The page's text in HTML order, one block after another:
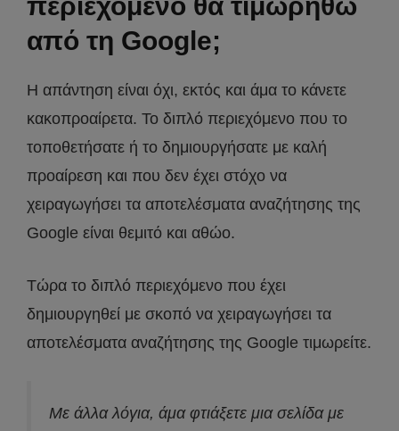
από τη Google;
Η απάντηση είναι όχι, εκτός και άμα το κάνετε
κακοπροαίρετα. Το διπλό περιεχόμενο που το
τοποθετήσατε ή το δημιουργήσατε με καλή
προαίρεση και που δεν έχει στόχο να
χειραγωγήσει τα αποτελέσματα αναζήτησης της
Google είναι θεμιτό και αθώο.
Τώρα το διπλό περιεχόμενο που έχει
δημιουργηθεί με σκοπό να χειραγωγήσει τα
αποτελέσματα αναζήτησης της Google τιμωρείτε.
Με άλλα λόγια, άμα φτιάξετε μια σελίδα με